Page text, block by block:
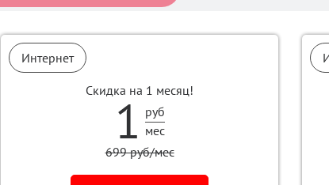
Интернет
Скидка на 1 месяц!
1 руб
мес
699 руб/мес